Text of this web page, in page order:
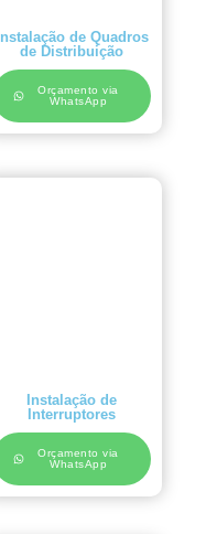
Instalação de Quadros
de Distribuição
Orçamento via
WhatsApp
Instalação de
Interruptores
Orçamento via
WhatsApp